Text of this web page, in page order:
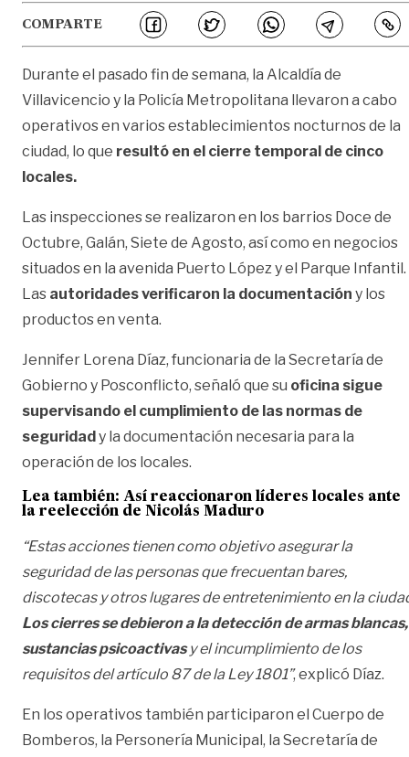
COMPARTE
Durante el pasado fin de semana, la Alcaldía de
Villavicencio y la Policía Metropolitana llevaron a cabo
operativos en varios establecimientos nocturnos de la
ciudad, lo que resultó en el cierre temporal de cinco
locales.
Las inspecciones se realizaron en los barrios Doce de
Octubre, Galán, Siete de Agosto, así como en negocios
situados en la avenida Puerto López y el Parque Infantil.
Las autoridades verificaron la documentación y los
productos en venta.
Jennifer Lorena Díaz, funcionaria de la Secretaría de
Gobierno y Posconflicto, señaló que su oficina sigue
supervisando el cumplimiento de las normas de
seguridady la documentación necesaria para la
operación de los locales.
Lea también: Así reaccionaron líderes locales ante
la reelección de Nicolás Maduro
“Estas acciones tienen como objetivo asegurar la
seguridad de las personas que frecuentan bares,
discotecas y otros lugares de entretenimiento en la
Los cierres se debieron a la detección de armas blancas,
sustancias psicoactivasy el incumplimiento de los
requisitos del artículo 87 de la Ley 1801”, explicó Díaz.
En los operativos también participaron el Cuerpo de
Bomberos, la Personería Municipal, la Secretaría de